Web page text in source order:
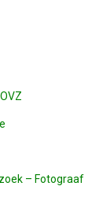
– Fotograaf